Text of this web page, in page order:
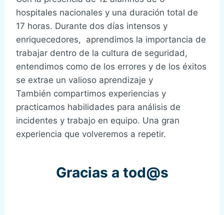
hospitales nacionales y una duración total de
17 horas. Durante dos días intensos y
enriquecedores, aprendimos la importancia de
trabajar dentro de la cultura de seguridad,
entendimos como de los errores y de los éxitos
se extrae un valioso aprendizaje y
También compartimos experiencias y
practicamos habilidades para análisis de
incidentes y trabajo en equipo. Una gran
experiencia que volveremos a repetir.
Gracias a tod@s